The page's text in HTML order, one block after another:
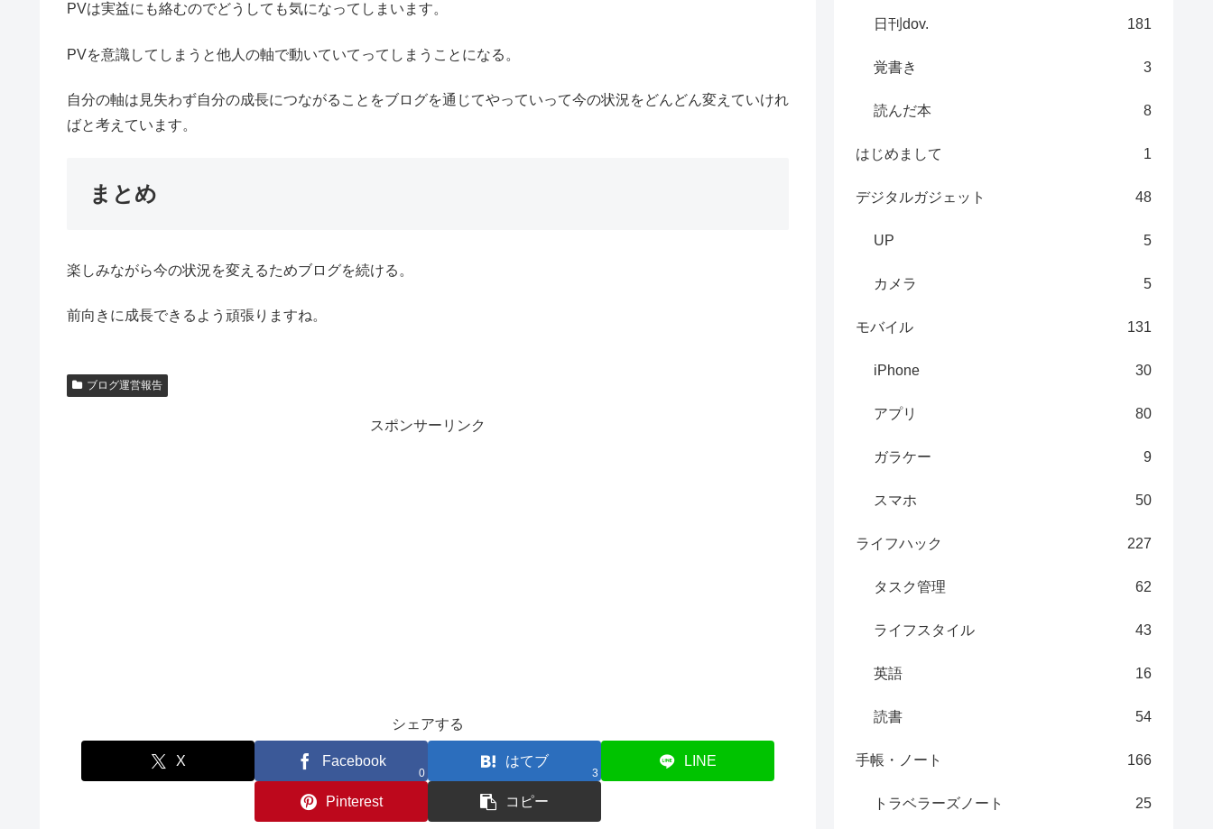
PVは実益にも絡むのでどうしても気になってしまいます。
PVを意識してしまうと他人の軸で動いていてってしまうことになる。
自分の軸は見失わず自分の成長につながることをブログを通じてやっていって今の状況をどんどん変えていけれ
ばと考えています。
まとめ
楽しみながら今の状況を変えるためブログを続ける。
前向きに成長できるよう頑張りますね。
ブログ運営報告
スポンサーリンク
シェアする
X Facebook
0
はてブ
3
LINE
Pinterest コピー
日刊dov. 181
覚書き 3
読んだ本 8
はじめまして 1
デジタルガジェット 48
UP 5
カメラ 5
モバイル 131
iPhone 30
アプリ 80
ガラケー 9
スマホ 50
ライフハック 227
タスク管理 62
ライフスタイル 43
英語 16
読書 54
手帳・ノート 166
トラベラーズノート 25